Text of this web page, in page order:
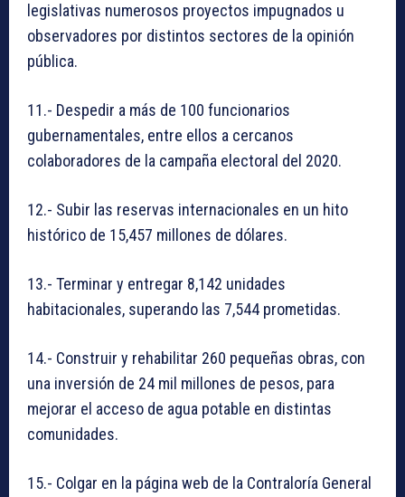
legislativas numerosos proyectos impugnados u
observadores por distintos sectores de la opinión
pública.
11.- Despedir a más de 100 funcionarios
gubernamentales, entre ellos a cercanos
colaboradores de la campaña electoral del 2020.
12.- Subir las reservas internacionales en un hito
histórico de 15,457 millones de dólares.
13.- Terminar y entregar 8,142 unidades
habitacionales, superando las 7,544 prometidas.
14.- Construir y rehabilitar 260 pequeñas obras, con
una inversión de 24 mil millones de pesos, para
mejorar el acceso de agua potable en distintas
comunidades.
15.- Colgar en la página web de la Contraloría General